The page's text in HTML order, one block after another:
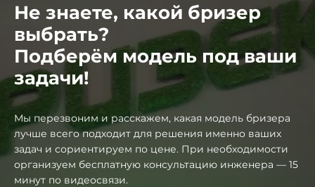
Не знаете, какой бризер
выбрать?
Подберём модель под ваши
задачи!
Мы перезвоним и расскажем, какая модель бризера
лучше всего подходит для решения именно ваших
задач и сориентируем по цене. При необходимости
организуем бесплатную консультацию инженера — 15
минут по видеосвязи.